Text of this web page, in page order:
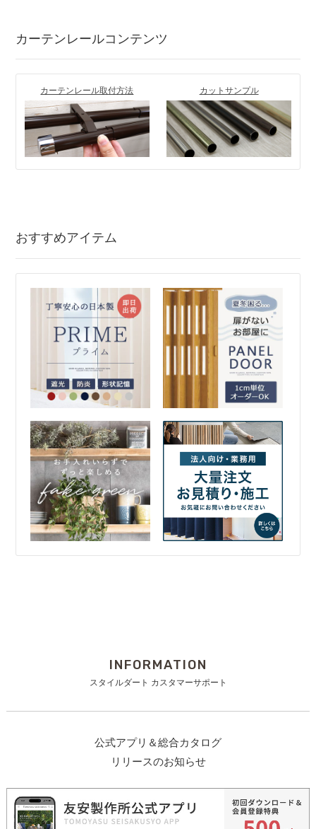
カーテンレールコンテンツ
カーテンレール取付方法 カットサンプル
おすすめアイテム
INFORMATION
スタイルダート カスタマーサポート
公式アプリ＆総合カタログ
リリースのお知らせ